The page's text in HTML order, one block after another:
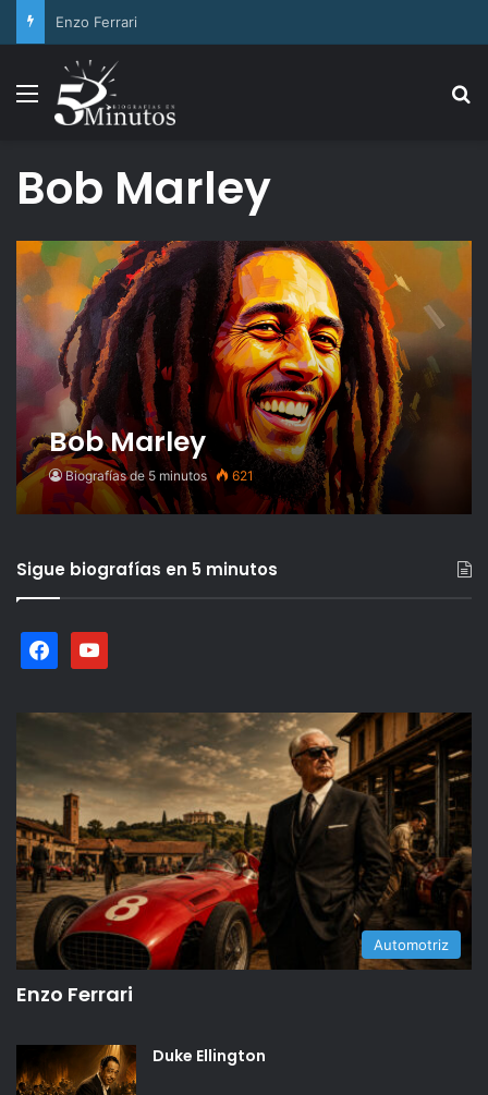
Duke Ellington
Menu
Bob Marley
Bob Marley
Biografías de 5 minutos 621
Sigue biografías en 5 minutos
facebookyoutube
Automotriz
Enzo Ferrari
Duke Ellington